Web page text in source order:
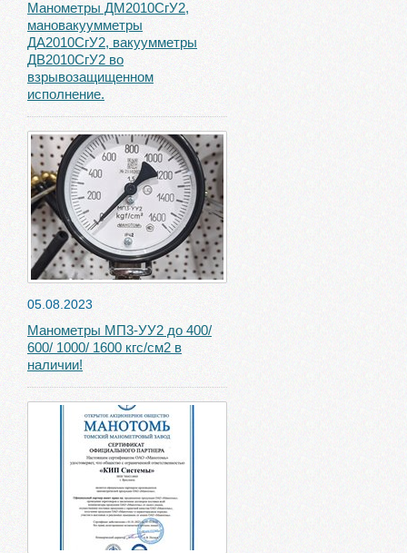
Манометры ДМ2010СгУ2,
мановакуумметры
ДА2010СгУ2, вакуумметры
ДВ2010СгУ2 во
взрывозащищенном
исполнение.
05.08.2023
Манометры МП3-УУ2 до 400/
600/ 1000/ 1600 кгс/см2 в
наличии!